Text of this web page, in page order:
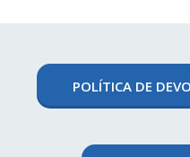
POLÍTICA DE